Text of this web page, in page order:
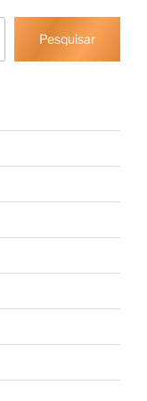
Pesquisar